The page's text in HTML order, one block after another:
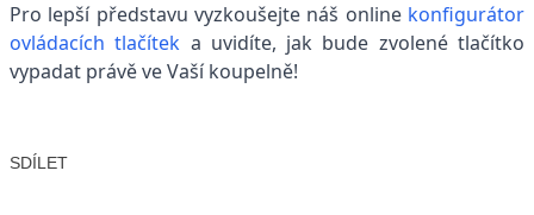
Pro lepší představu vyzkoušejte náš online konfigurátor
ovládacích tlačítek a uvidíte, jak bude zvolené tlačítko
vypadat právě ve Vaší koupelně!
SDÍLET